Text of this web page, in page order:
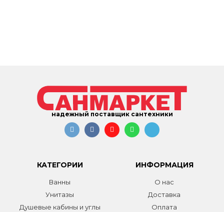
надежный поставщик сантехники
КАТЕГОРИИ
Ванны
Унитазы
Душевые кабины и углы
ИНФОРМАЦИЯ
О нас
Доставка
Оплата